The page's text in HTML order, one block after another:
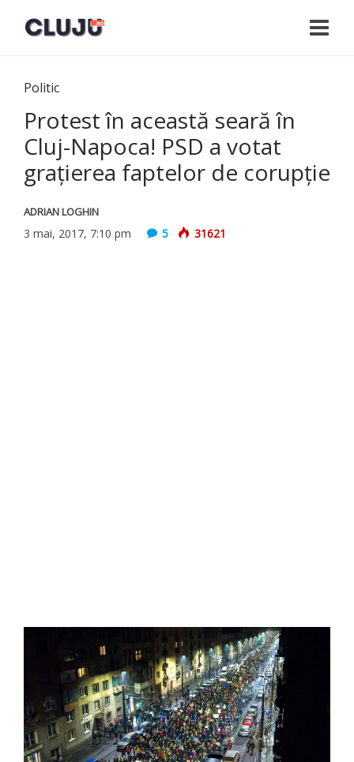
Politic
Protest în această seară în
Cluj-Napoca! PSD a votat
graţierea faptelor de corupţie
ADRIAN LOGHIN
3 mai, 2017, 7:10 pm 5 31621